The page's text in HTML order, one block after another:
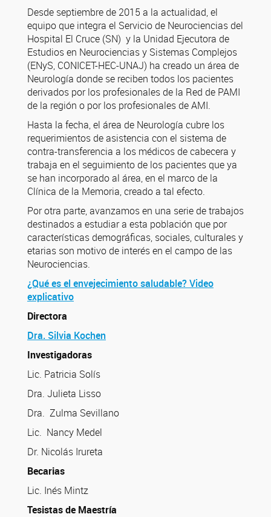
Desde septiembre de 2015 a la actualidad, el
equipo que integra el Servicio de Neurociencias del
Hospital El Cruce (SN) y la Unidad Ejecutora de
Estudios en Neurociencias y Sistemas Complejos
(ENyS, CONICET-HEC-UNAJ) ha creado un área de
Neurología donde se reciben todos los pacientes
derivados por los profesionales de la Red de PAMI
de la región o por los profesionales de AMI.
Hasta la fecha, el área de Neurología cubre los
requerimientos de asistencia con el sistema de
contra-transferencia a los médicos de cabecera y
trabaja en el seguimiento de los pacientes que ya
se han incorporado al área, en el marco de la
Clínica de la Memoria, creado a tal efecto.
Por otra parte, avanzamos en una serie de trabajos
destinados a estudiar a esta población que por
características demográficas, sociales, culturales y
etarias son motivo de interés en el campo de las
Neurociencias.
¿Qué es el envejecimiento saludable? Video
explicativo
Directora
Dra. Silvia Kochen
Investigadoras
Lic. Patricia Solís
Dra. Julieta Lisso
Dra. Zulma Sevillano
Lic. Nancy Medel
Dr. Nicolás Irureta
Becarias
Lic. Inés Mintz
Tesistas de Maestría